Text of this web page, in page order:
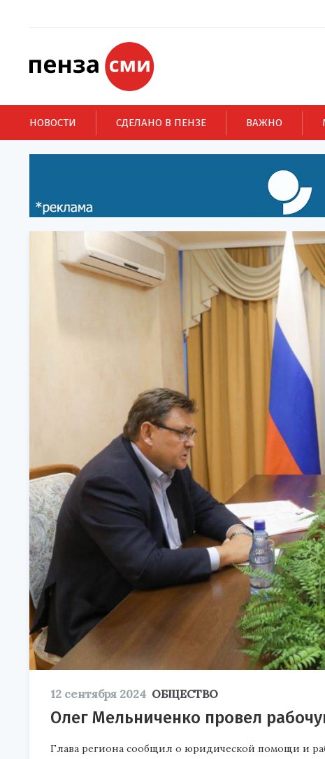
НОВОСТИ СДЕЛАНО В ПЕНЗЕ ВАЖНО
12 сентября 2024 ОБЩЕСТВО
Олег Мельниченко провел
Глава региона сообщил о юридической помощи и